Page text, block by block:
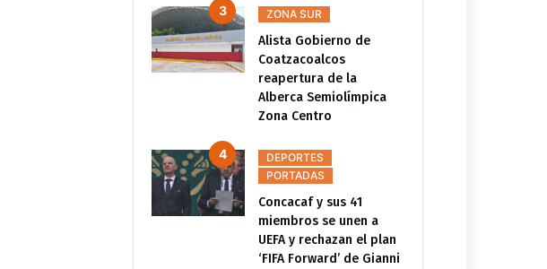
ZONA SUR
Alista Gobierno de
Coatzacoalcos
reapertura de la
Alberca Semiolímpica
Zona Centro
DEPORTES
PORTADAS
Concacaf y sus 41
miembros se unen a
UEFA y rechazan el plan
‘FIFA Forward’ de Gianni